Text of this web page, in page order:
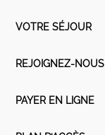
VOTRE SÉJOUR
REJOIGNEZ-NOUS
PAYER EN LIGNE